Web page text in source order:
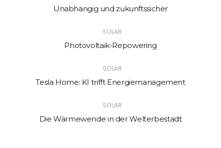
Unabhängig und zukunftssicher
SOLAR
Photovoltaik-Repowering
SOLAR
Tesla Home: KI trifft Energiemanagement
SOLAR
Die Wärmewende in der Welterbestadt